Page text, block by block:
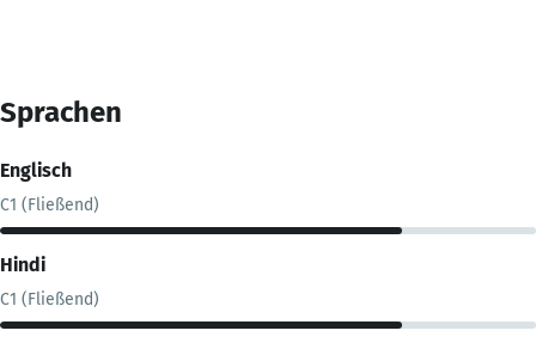
Sprachen
Englisch
C1 (Fließend)
Hindi
C1 (Fließend)